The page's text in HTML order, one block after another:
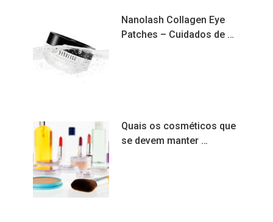
Nanolash Collagen Eye
Patches – Cuidados de …
Quais os cosméticos que
se devem manter …